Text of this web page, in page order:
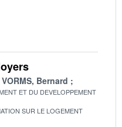
VORMS, Bernard
ET DU DEVELOPPEMENT
SUR LE LOGEMENT